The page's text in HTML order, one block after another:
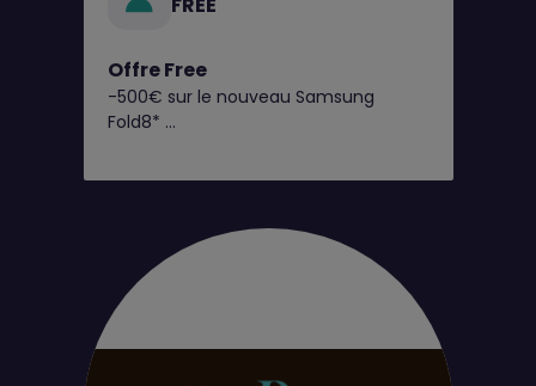
Offre Free
-500€ sur le nouveau Samsung
Fold8*